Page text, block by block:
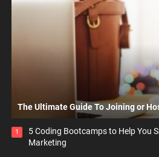
The Ultimate Guide To Joining or
1
5 Coding Bootcamps to Help You
Marketing